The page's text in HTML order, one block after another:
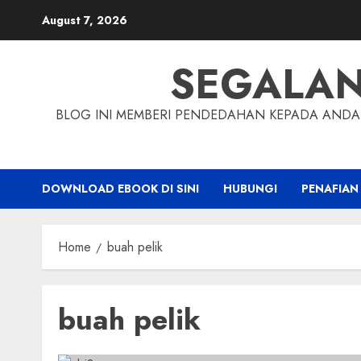
August 7, 2026
BLOG INI MEMBERI PENDEDAHAN KEPADA
DOWNLOAD EBOOK DI SINI HUBUNGI PENAFIAN
Home buah pelik
buah pelik